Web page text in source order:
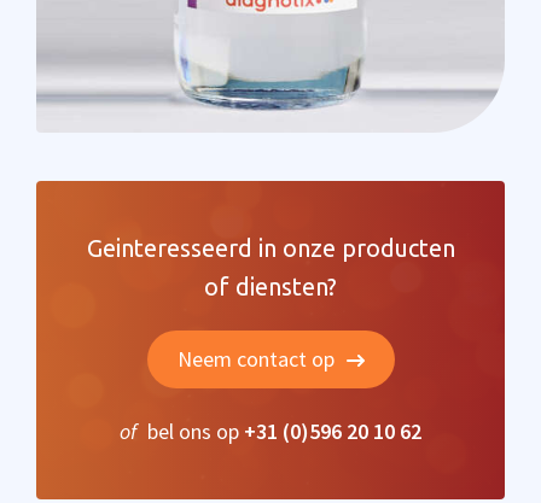
Geinteresseerd in onze producten
of diensten?
Neem contact op
of bel ons op +31 (0)596 20 10 62